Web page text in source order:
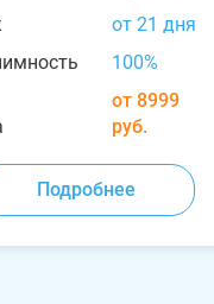
от 21 дня
100%
от 8999
руб.
Подробнее